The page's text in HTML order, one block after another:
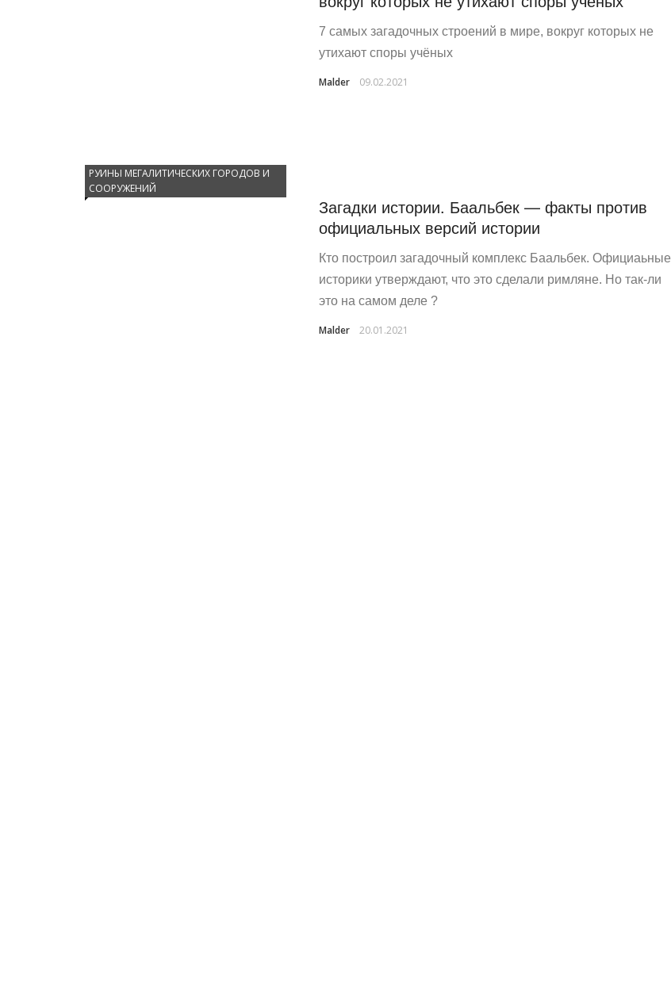
7 самых загадочных строений в мире, вокруг которых не
утихают споры учёных
Malder 09.02.2021
РУИНЫ МЕГАЛИТИЧЕСКИХ ГОРОДОВ И
СООРУЖЕНИЙ
Загадки истории. Баальбек — факты против
официальных версий истории
Кто построил загадочный комплекс Баальбек. Официаьные
историки утверждают, что это сделали римляне. Но так-ли
это на самом деле ?
Malder 20.01.2021